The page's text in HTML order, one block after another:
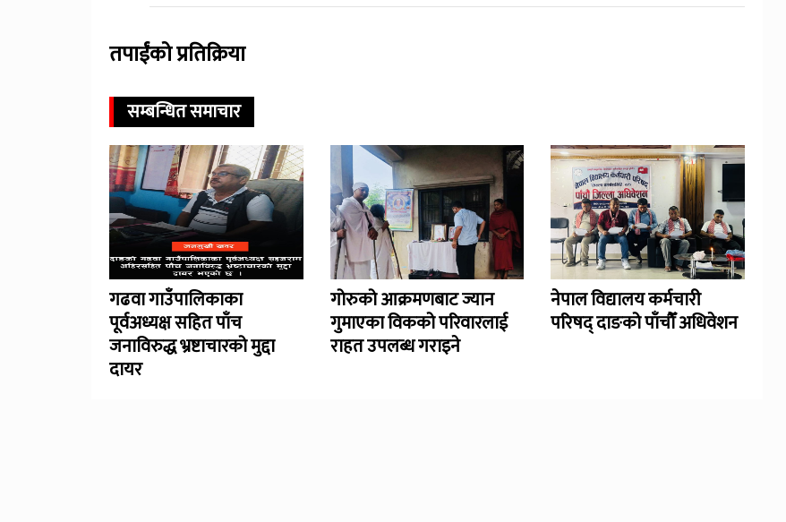
तपाईंको प्रतिक्रिया
सम्बन्धित समाचार
गढवा गाउँपालिकाका
पूर्वअध्यक्ष सहित पाँच
जनाविरुद्ध भ्रष्टाचारको मुद्दा
दायर
गोरुको आक्रमणबाट ज्यान
गुमाएका विकको परिवारलाई
राहत उपलब्ध गराइने
नेपाल विद्यालय कर्मचारी
परिषद् दाङको पाँचौँ अधिवेशन